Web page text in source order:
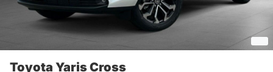
Toyota Yaris Cross